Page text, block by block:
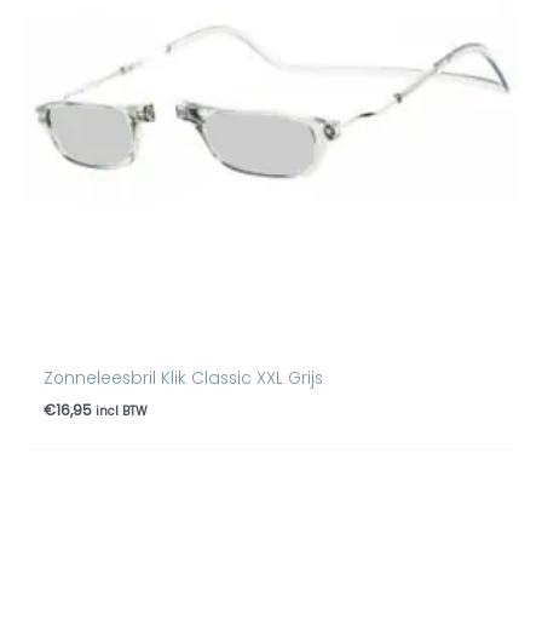
Zonneleesbril Klik Classic XXL Grijs
€16,95 incl BTW